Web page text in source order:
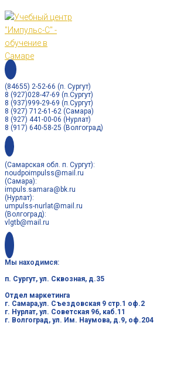
Перейти
контенту
(84655) 2-52-66 (п. Сургут)
8 (927)028-47-69 (п.Сургут)
8 (937)999-29-69 (п.Сургут)
8 (927) 712-61-62 (Самара)
8 (927) 441-00-06 (Нурлат)
8 (917) 640-58-25 (Волгоград)
(Самарская обл. п. Сургут):
noudpoimpulss@mail.ru
(Самара):
impuls.samara@bk.ru
(Нурлат):
umpulss-nurlat@mail.ru
(Волгоград):
vlgtb@mail.ru
Мы находимся:
п. Сургут, ул. Сквозная, д.35
Отдел маркетинга
г. Самара,ул. Съездовская 9 стр.1 оф.2
г. Нурлат, ул. Советская 96, каб.11
г. Волгоград, ул. Им. Наумова, д.9, оф.204